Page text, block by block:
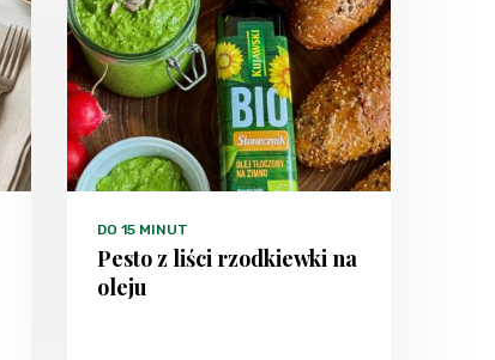
DO 15 MINUT
Pesto z liści rzodkiewki na
oleju